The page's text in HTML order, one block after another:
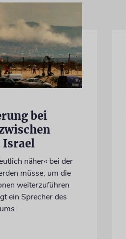
bei
Israel
näher« bei der
müsse, um die
weiterzuführen
ein Sprecher des